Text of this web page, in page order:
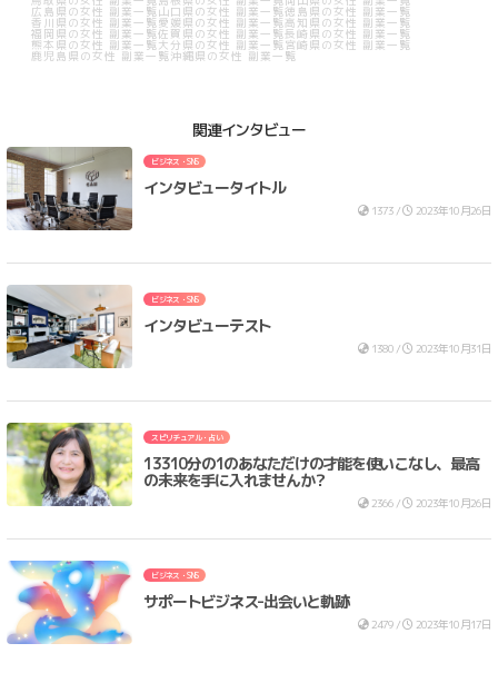
広島県の女性 副業一覧 山口県の女性 副業一覧徳島県の女性 副業一覧
香川県の女性 副業一覧 愛媛県の女性 副業一覧 高知県の女性 副業一覧
福岡県の女性 副業一覧佐賀県の女性 副業一覧長崎県の女性 副業一覧
熊本県の女性 副業一覧 大分県の女性 副業一覧 宮崎県の女性 副業一覧
鹿児島県の女性 副業一覧 沖縄県の女性 副業一覧
関連インタビュー
ビジネス・SNS
インタビュータイトル
1373 / 2023年10月26日
ビジネス・SNS
インタビューテスト
1380 / 2023年10月31日
スピリチュアル・占い
13310分の1のあなただけの才能を使いこなし、最高
の未来を手に入れませんか？
2366 / 2023年10月26日
ビジネス・SNS
サポートビジネス-出会いと軌跡
2479 / 2023年10月17日